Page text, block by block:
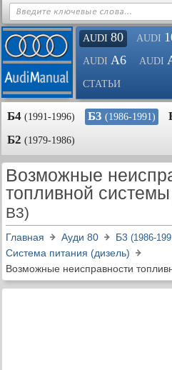
AUDI 80 AUDI
AUDI A6 AUDI
СТАТЬИ
Б4 (1991-1996) Б3 (1986-1991)
Б2 (1979-1986)
Возможные
топливной
B3)
Главная Ауди 80 Б3 (1986-
Система питания (дизель)
Возможные неисправности